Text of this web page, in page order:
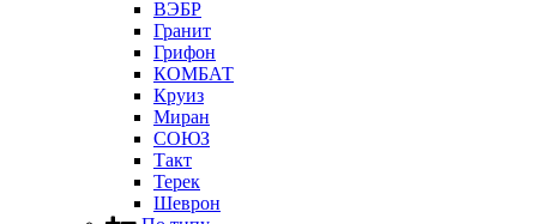
ВЭБР
Гранит
Грифон
КОМБАТ
Круиз
Миран
СОЮЗ
Такт
Терек
Шеврон